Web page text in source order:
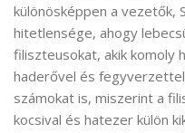
különösképpen a vezetők,
hitetlensége, ahogy
filiszteusokat, akik komoly
haderővel és
számokat is, miszerint a
kocsival és hatezer külön